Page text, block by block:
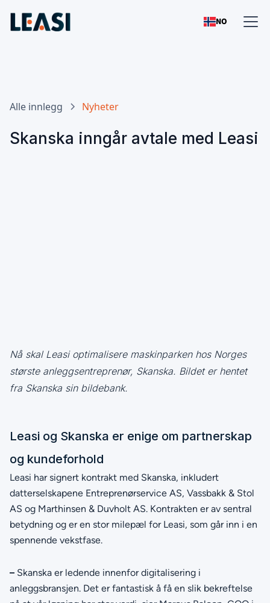
NO
Alle innlegg Nyheter
Skanska inngår avtale med Leasi
Nå skal Leasi optimalisere maskinparken hos Norges
største anleggsentreprenør, Skanska. Bildet er hentet
fra Skanska sin bildebank.
Leasi og Skanska er enige om partnerskap
og kundeforhold
Leasi har signert kontrakt med Skanska, inkludert
datterselskapene Entreprenørservice AS, Vassbakk & Stol
AS og Marthinsen & Duvholt AS. Kontrakten er av sentral
betydning og er en stor milepæl for Leasi, som går inn i en
spennende vekstfase.
– Skanska er ledende innenfor digitalisering i
anleggsbransjen. Det er fantastisk å få en slik bekreftelse